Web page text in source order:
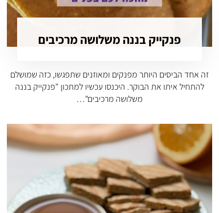
פנקייק בננה משלושה מרכיבים
זה אחד הביסים היותר מפנקים ומאוזנים שתפגשו, כזה שמושלם
להתחיל איתו את הבוקר. היכנסו עכשיו למתכון "פנקייק בננה
משלושה מרכיבים"…